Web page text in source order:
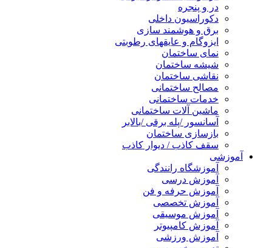
در و پنجره
دکوراسیون داخلی
برق و هوشمند سازی
ایزوگام و عایقهای رطوبتی
نمای ساختمان
شیشه ساختمان
نقاشی ساختمان
مصالح ساختمانی
خدمات ساختمانی
ماشین آلات ساختمانی
آسانسور /پله برقی /بالابر
بازسازی ساختمان
سقف کاذب / دیوار کاذب
آموزشی
آموزشگاه رانندگی
آموزش درسی
آموزش حرفه و فن
آموزش تخصصی
آموزش موسیقی
آموزش کامپیوتر
آموزش ورزشی